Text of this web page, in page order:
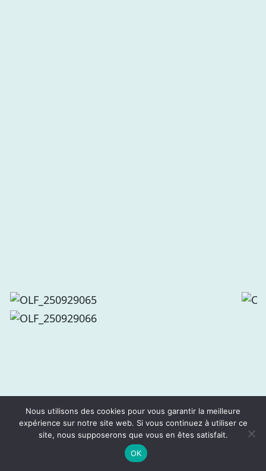
Nous utilisons des cookies pour vous garantir la meilleure
expérience sur notre site web. Si vous continuez à utiliser ce
site, nous supposerons que vous en êtes satisfait.
OK